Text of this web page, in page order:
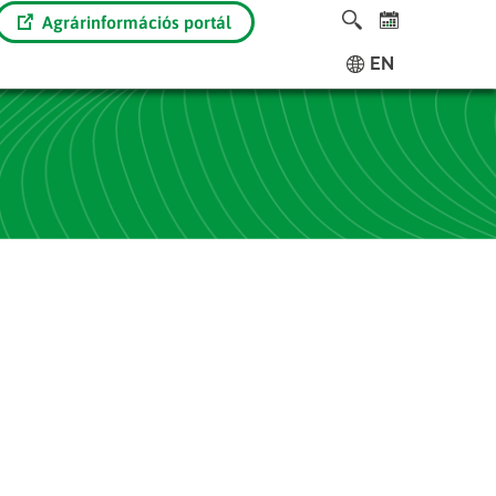
Agrárinformációs portál
EN